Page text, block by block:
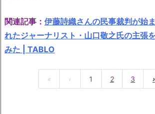
関連記事： 伊藤詩織さんの民事裁判が始
れたジャーナリスト・山口敬之氏の主張
みた | TABLO
« ‹ 1 2 3 ›